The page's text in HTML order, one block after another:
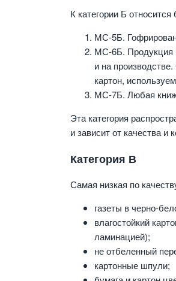
К категории Б
МС-5Б.
МС-6Б. Продукция
и на
картон,
МС-7Б. Любая
Эта категория
и зависит от качества и
Категория В
Самая низкая по
газеты в черно-
влагостойкий
ламинацией);
не отбеленный
картонные шпули;